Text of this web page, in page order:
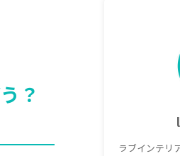
？
ラブインテリ